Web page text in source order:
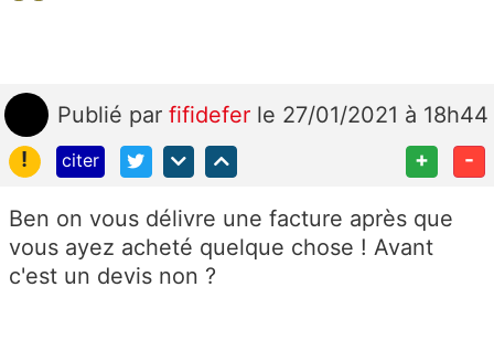
Publié par fifidefer le 27/01/2021 à 18h44
!
citer + -
Ben on vous délivre une facture après que
vous ayez acheté quelque chose ! Avant
c'est un devis non ?